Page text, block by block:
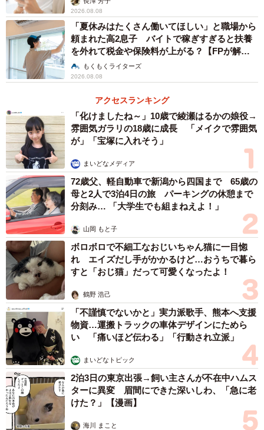
2026.08.08
「夏休みはたくさん働いてほしい」と職場から
頼まれた高2息子 バイトで稼ぎすぎると扶養
を外れて税金や保険料が上がる？【FPが解
説】もくもくライターズ
2026.08.08
アクセスランキング
「化けましたね～」10歳で綾瀬はるかの娘役→
雰囲気ガラリの18歳に成長 「メイクで雰囲気
が」「宝塚に入れそう」
まいどなメディア
72歳父、軽自動車で新潟から四国まで 65歳の
母と2人で3泊4日の旅 パーキングの休憩まで
分刻み… 「大学生でも組まねえよ！」
山岡 もと子
ボロボロで不細工なおじいちゃん猫に一目惚
れ エイズだし手がかかるけど…おうちで暮ら
すと「おじ猫」だって可愛くなったよ！
鶴野 浩己
「不謹慎でないかと」実力派歌手、熊本へ支援
物資…運搬トラックの車体デザインにためら
い 「痛いほど伝わる」「行動され立派」
まいどなトピック
2泊3日の東京出張→飼い主さんが不在中ハムス
ターに異変 眉間にできた深いしわ、「急に老
けた？」【漫画】
海川 まこと